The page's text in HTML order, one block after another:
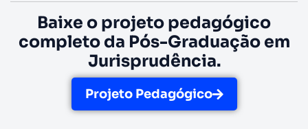
Baixe o projeto pedagógico
completo da Pós-Graduação em
Jurisprudência.
Projeto Pedagógico